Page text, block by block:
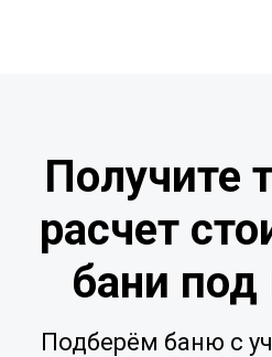
Подберём баню с
Получите
расчет
бани